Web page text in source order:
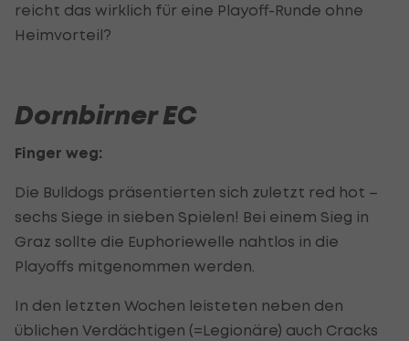
reicht das wirklich für eine Playoff-Runde ohne
Heimvorteil?
Dornbirner EC
Finger weg:
Die Bulldogs präsentierten sich zuletzt red hot –
sechs Siege in sieben Spielen! Bei einem Sieg in
Graz sollte die Euphoriewelle nahtlos in die
Playoffs mitgenommen werden.
In den letzten Wochen leisteten neben den
üblichen Verdächtigen (=Legionäre) auch Cracks